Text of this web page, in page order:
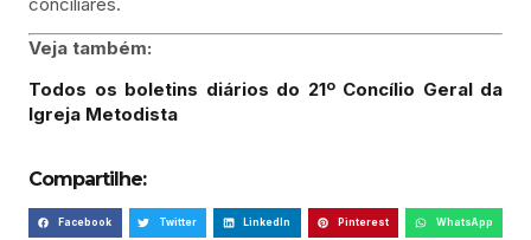
Veja também:
Todos os boletins diários do 21º Concílio Geral da
Igreja Metodista
Compartilhe:
Facebook Twitter LinkedIn Pinterest WhatsApp